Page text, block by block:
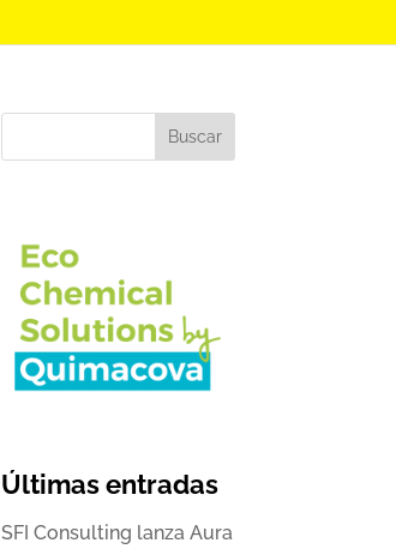
Buscar
Últimas entradas
SFI Consulting lanza Aura